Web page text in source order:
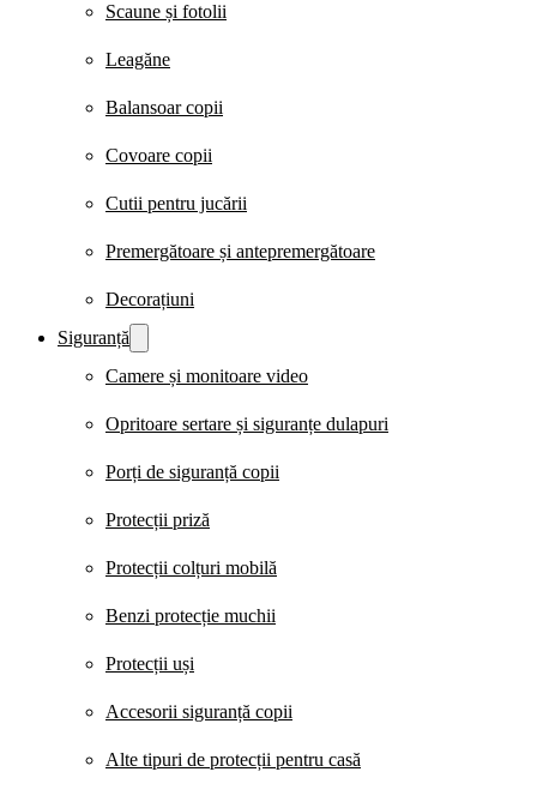
Scaune și fotolii
Leagăne
Balansoar copii
Covoare copii
Cutii pentru jucării
Premergătoare și antepremergătoare
Decorațiuni
Siguranță
Camere și monitoare video
Opritoare sertare și siguranțe dulapuri
Porți de siguranță copii
Protecții priză
Protecții colțuri mobilă
Benzi protecție muchii
Protecții uși
Accesorii siguranță copii
Alte tipuri de protecții pentru casă